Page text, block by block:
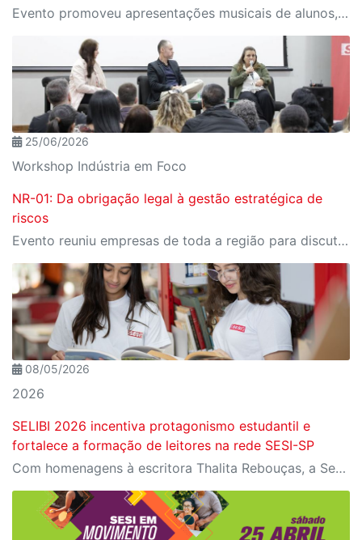
Evento promoveu apresentações musicais de alunos, performances do Núcleo de Dança e oficinas voltadas ao desenvolvimento artístico e à expressão dos estudantes.
25/06/2026
Workshop Indústria em Foco
NR-01: Da obrigação legal à gestão estratégica de
riscos
Evento reuniu empresas de toda a região para discutir as recentes mudanças na legislação, assim como os desafios e caminhos no setor industrial.
08/05/2026
2026
SELIBI 2026 incentiva protagonismo estudantil e
fortalece a formação de leitores na rede SESI-SP
Com homenagens à escritora Thalita Rebouças, a Semana do Livro e da Biblioteca promove criatividade, produção autoral e diferentes formas de expressão entre estudantes da Educação Infantil à EJA